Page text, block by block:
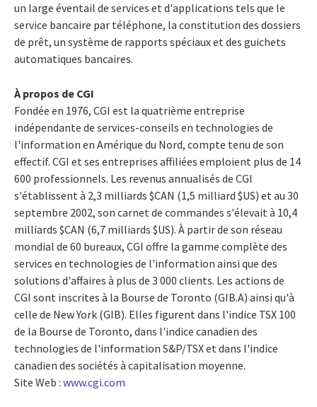
un large éventail de services et d'applications tels que le
service bancaire par téléphone, la constitution des dossiers
de prêt, un système de rapports spéciaux et des guichets
automatiques bancaires.
À propos de CGI
Fondée en 1976, CGI est la quatrième entreprise
indépendante de services-conseils en technologies de
l'information en Amérique du Nord, compte tenu de son
effectif. CGI et ses entreprises affiliées emploient plus de 14
600 professionnels. Les revenus annualisés de CGI
s'établissent à 2,3 milliards $CAN (1,5 milliard $US) et au 30
septembre 2002, son carnet de commandes s'élevait à 10,4
milliards $CAN (6,7 milliards $US). À partir de son réseau
mondial de 60 bureaux, CGI offre la gamme complète des
services en technologies de l'information ainsi que des
solutions d'affaires à plus de 3 000 clients. Les actions de
CGI sont inscrites à la Bourse de Toronto (GIB.A) ainsi qu'à
celle de New York (GIB). Elles figurent dans l'indice TSX 100
de la Bourse de Toronto, dans l'indice canadien des
technologies de l'information S&P/TSX et dans l'indice
canadien des sociétés à capitalisation moyenne.
Site Web : www.cgi.com